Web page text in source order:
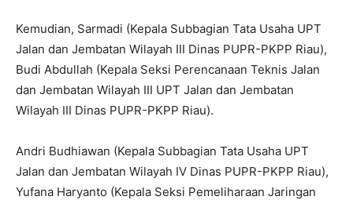
Kemudian, Sarmadi (Kepala Subbagian Tata Usaha UPT
Jalan dan Jembatan Wilayah III Dinas PUPR-PKPP Riau),
Budi Abdullah (Kepala Seksi Perencanaan Teknis Jalan
dan Jembatan Wilayah III UPT Jalan dan Jembatan
Wilayah III Dinas PUPR-PKPP Riau).
Andri Budhiawan (Kepala Subbagian Tata Usaha UPT
Jalan dan Jembatan Wilayah IV Dinas PUPR-PKPP Riau),
Yufana Haryanto (Kepala Seksi Pemeliharaan Jaringan